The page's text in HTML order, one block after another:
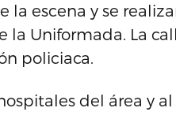
escena y se
la Uniformada. La
policiaca.
del área y